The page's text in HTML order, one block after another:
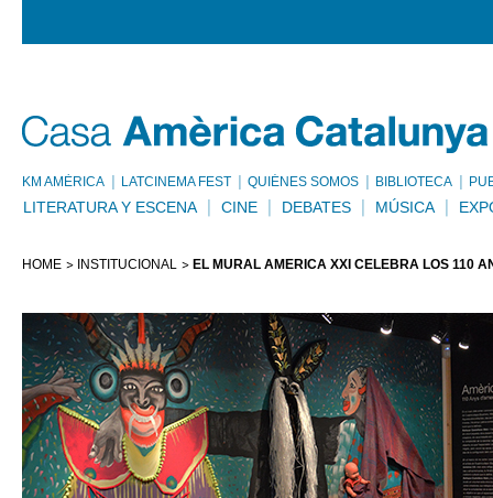
KM AMÈRICA LATCINEMA FEST QUIÉNES SOMOS BIBLIOTECA
LITERATURA Y ESCENA CINE DEBATES MÚSICA
HOME INSTITUCIONAL EL MURAL AMÉRICA XXI CELEBRA LOS 110